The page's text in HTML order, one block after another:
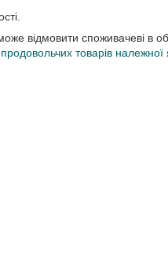
відмовити споживачеві в
товарів